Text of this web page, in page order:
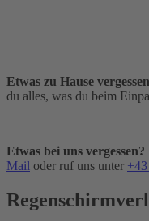
Etwas zu Hause
du alles, was du beim
Etwas bei uns vergessen?
Mail oder ruf uns unter